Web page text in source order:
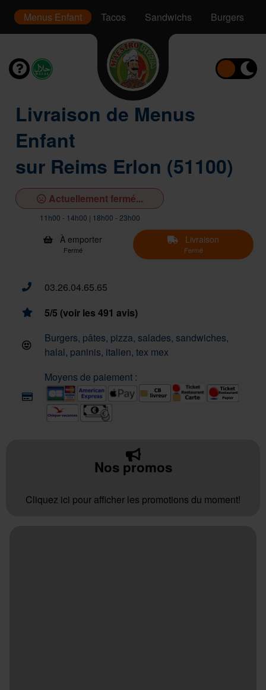
Menus Enfant Tacos Sandwichs Burgers
Livraison de Menus
Enfant
sur Reims Erlon (51100)
Actuellement fermé...
11h00 - 14h00 | 18h00 - 23h00
À emporter
Fermé
Livraison
Fermé
03.26.04.65.65
5/5 (voir les 491 avis)
Burgers, pâtes, pizza, salades, sandwiches,
halal, paninis, italien, tex mex
Moyens de paiement :
Nos promos
Cliquez ici pour afficher les promotions du moment!